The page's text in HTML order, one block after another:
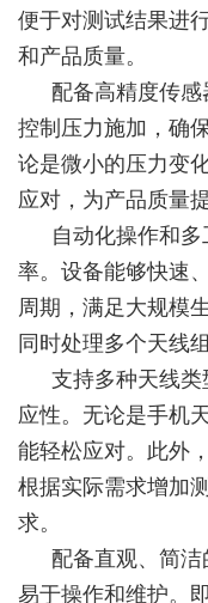
便于对测试结果进
和产品质量。
配备高精度传
控制压力施加，确
论是微小的压力变
应对，为产品质量
自动化操作和
率。设备能够快速
周期，满足大规模
同时处理多个天线
支持多种天线
应性。无论是手机
能轻松应对。此外
根据实际需求增加
求。
配备直观、简洁
易于操作和维护。